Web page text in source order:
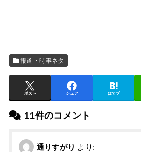
報道・時事ネタ
ポスト シェア はてブ
11件のコメント
通りすがり より: